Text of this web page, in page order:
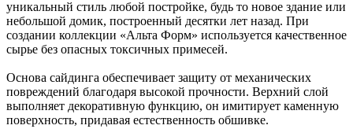
уникальный стиль любой постройке, будь то новое здание или
небольшой домик, построенный десятки лет назад. При
создании коллекции «Альта Форм» используется качественное
сырье без опасных токсичных примесей.
Основа сайдинга обеспечивает защиту от механических
повреждений благодаря высокой прочности. Верхний слой
выполняет декоративную функцию, он имитирует каменную
поверхность, придавая естественность обшивке.